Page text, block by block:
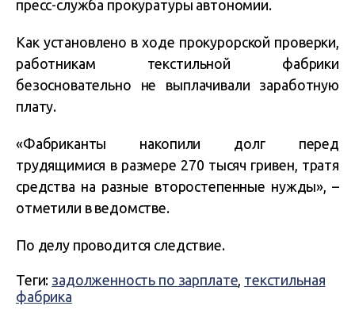
пресс-служба прокуратуры автономии.
Как установлено в ходе прокурорской проверки,
работникам текстильной фабрики
безосновательно не выплачивали заработную
плату.
«Фабриканты накопили долг перед
трудящимися в размере 270 тысяч гривен, тратя
средства на разные второстепенные нужды», –
отметили в ведомстве.
По делу проводится следствие.
Теги: задолженность по зарплате, текстильная
фабрика